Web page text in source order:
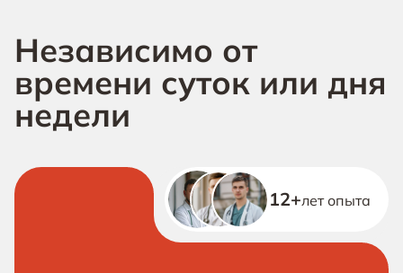
Независимо от
времени суток или дня
недели
12+лет опыта